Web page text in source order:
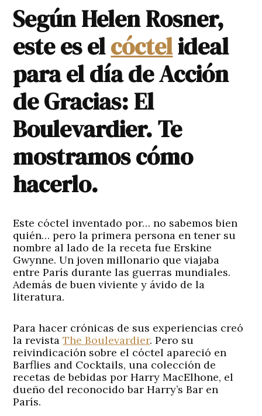
Según Helen Rosner,
este es elcóctelideal
para el día de Acción
de Gracias: El
Boulevardier. Te
mostramos cómo
hacerlo.
Este cóctel inventado por… no sabemos bien
quién… pero la primera persona en tener su
nombre al lado de la receta fue Erskine
Gwynne. Un joven millonario que viajaba
entre París durante las guerras mundiales.
Además de buen viviente y ávido de la
literatura.
Para hacer crónicas de sus experiencias creó
la revistaThe Boulevardier. Pero su
reivindicación sobre el cóctel apareció en
Barflies and Cocktails, una colección de
recetas de bebidas por Harry MacElhone, el
dueño del reconocido bar Harry’s Bar en
París.